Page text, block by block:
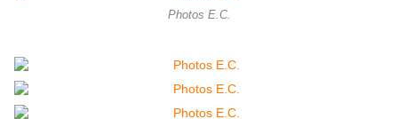
Photos E.C.